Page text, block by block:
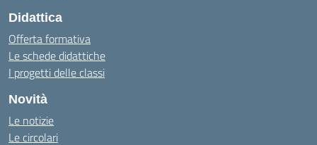
Didattica
Offerta formativa
Le schede didattiche
I progetti delle classi
Novità
Le notizie
Le circolari